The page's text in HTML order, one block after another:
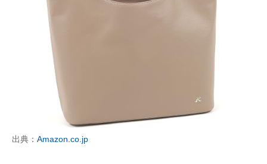
出典： Amazon.co.jp